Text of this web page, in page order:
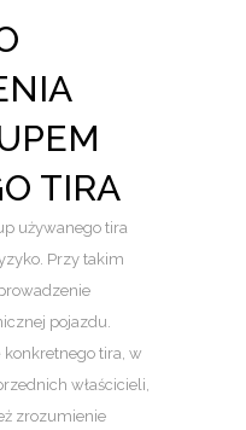
TIRA
używanego tira
Przy takim
pojazdu.
konkretnego tira, w
właścicieli,
zrozumienie